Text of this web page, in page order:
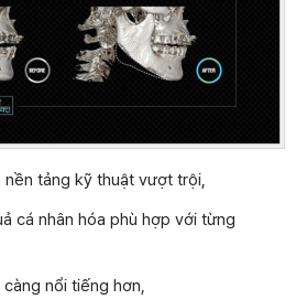
tảng kỹ thuật vượt trội,
cá nhân hóa phù hợp với từng
nổi tiếng hơn,